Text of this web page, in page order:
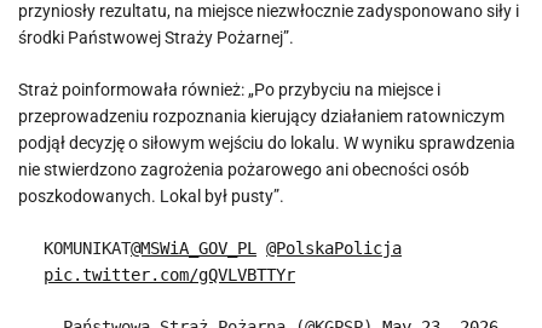
przyniosły rezultatu, na miejsce niezwłocznie zadysponowano siły i
środki Państwowej Straży Pożarnej”.
Straż poinformowała również: „Po przybyciu na miejsce i
przeprowadzeniu rozpoznania kierujący działaniem ratowniczym
podjął decyzję o siłowym wejściu do lokalu. W wyniku sprawdzenia
nie stwierdzono zagrożenia pożarowego ani obecności osób
poszkodowanych. Lokal był pusty”.
KOMUNIKAT@MSWiA_GOV_PL
@PolskaPolicja
pic.twitter.com/gQVLVBTTYr